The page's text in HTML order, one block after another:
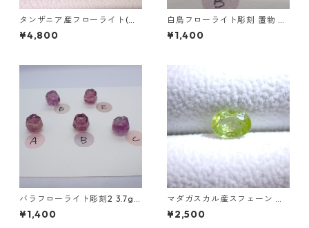
タンザニア産フローライト(蛍
光) ペアシェイプカットルース
5.46ct 13.8mm*10.8mm*7.0
¥4,800
白鳥フローライト彫刻 置物 4
g前後 高さ15mm前後
¥1,400
バラフローライト彫刻2 3.7g
前後 高さ13mm前後
¥1,400
マダガスカル産スフェーン オ
ーバルカットルース 0.86ct 6.
7mm*4.8mm*2.8mm
¥2,500